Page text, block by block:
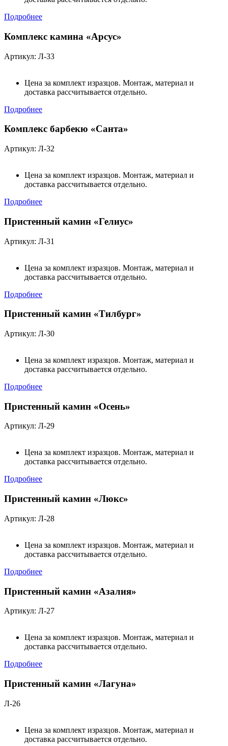
Подробнее
Комплекс камина «Арсус»
Артикул: Л-33
Цена за комплект изразцов. Монтаж, материал и
доставка рассчитывается отдельно.
Подробнее
Комплекс барбекю «Санта»
Артикул: Л-32
Цена за комплект изразцов. Монтаж, материал и
доставка рассчитывается отдельно.
Подробнее
Пристенный камин «Гелиус»
Артикул: Л-31
Цена за комплект изразцов. Монтаж, материал и
доставка рассчитывается отдельно.
Подробнее
Пристенный камин «Тилбург»
Артикул: Л-30
Цена за комплект изразцов. Монтаж, материал и
доставка рассчитывается отдельно.
Подробнее
Пристенный камин «Осень»
Артикул: Л-29
Цена за комплект изразцов. Монтаж, материал и
доставка рассчитывается отдельно.
Подробнее
Пристенный камин «Люкс»
Артикул: Л-28
Цена за комплект изразцов. Монтаж, материал и
доставка рассчитывается отдельно.
Подробнее
Пристенный камин «Азалия»
Артикул: Л-27
Цена за комплект изразцов. Монтаж, материал и
доставка рассчитывается отдельно.
Подробнее
Пристенный камин «Лагуна»
Л-26
Цена за комплект изразцов. Монтаж, материал и
доставка рассчитывается отдельно.